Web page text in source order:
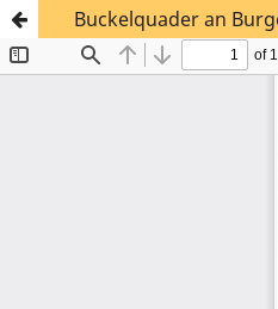
Buckelquader an